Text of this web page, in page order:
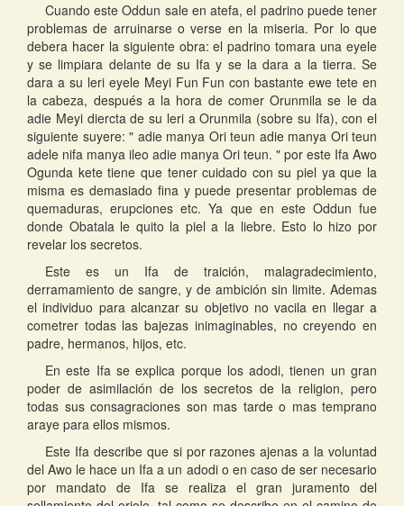
Cuando este Oddun sale en atefa, el padrino puede tener
problemas de arruinarse o verse en la miseria. Por lo que
debera hacer la siguiente obra: el padrino tomara una eyele
y se limpiara delante de su Ifa y se la dara a la tierra. Se
dara a su leri eyele Meyi Fun Fun con bastante ewe tete en
la cabeza, después a la hora de comer Orunmila se le da
adie Meyi diercta de su leri a Orunmila (sobre su Ifa), con el
siguiente suyere: " adie manya Ori teun adie manya Ori teun
adele nifa manya ileo adie manya Ori teun. " por este Ifa Awo
Ogunda kete tiene que tener cuidado con su piel ya que la
misma es demasiado fina y puede presentar problemas de
quemaduras, erupciones etc. Ya que en este Oddun fue
donde Obatala le quito la piel a la liebre. Esto lo hizo por
revelar los secretos.
Este es un Ifa de traición, malagradecimiento,
derramamiento de sangre, y de ambición sin limite. Ademas
el individuo para alcanzar su objetivo no vacila en llegar a
cometrer todas las bajezas inimaginables, no creyendo en
padre, hermanos, hijos, etc.
En este Ifa se explica porque los adodi, tienen un gran
poder de asimilación de los secretos de la religion, pero
todas sus consagraciones son mas tarde o mas temprano
araye para ellos mismos.
Este Ifa describe que si por razones ajenas a la voluntad
del Awo le hace un Ifa a un adodi o en caso de ser necesario
por mandato de Ifa se realiza el gran juramento del